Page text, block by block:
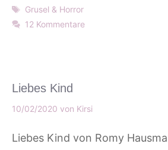
Schlagwörter
Grusel & Horror
12 Kommentare
Liebes Kind
10/02/2020 von Kirsi
Liebes Kind von Romy